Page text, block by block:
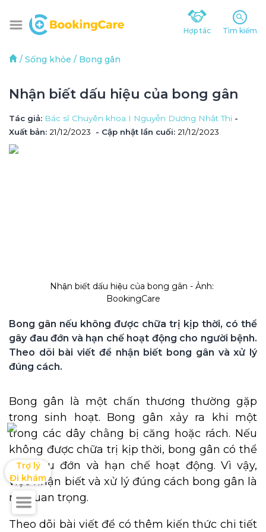
Hợp tác Tìm kiếm
/ Sống khỏe / Bong gân
Nhận biết dấu hiệu của bong gân
Tác giả: Bác sĩ Chuyên khoa I Nguyễn Dương Nhật Thi -
Xuất bản: 21/12/2023 - Cập nhật lần cuối: 21/12/2023
Nhận biết dấu hiệu của bong gân - Ảnh:
BookingCare
Bong gân nếu không được chữa trị kịp thời, có thể
gây đau đớn và hạn chế hoạt động cho người bệnh.
Theo dõi bài viết để nhận biết bong gân và xử lý
đúng cách.
Bong gân là một chấn thương thường gặp
trong sinh hoạt. Bong gân xảy ra khi một
trong các dây chằng bị căng hoặc rách. Nếu
không được chữa trị kịp thời, bong gân có thể
gây đau đớn và hạn chế hoạt động. Vì vậy,
việc nhận biết và xử lý đúng cách bong gân là
rất quan trọng.
Theo dõi bài viết để có thêm kiến thức chi tiết
Trợ lý
Đi khám